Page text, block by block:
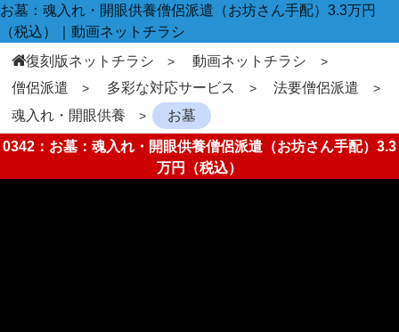
お墓：魂入れ・開眼供養僧侶派遣（お坊さん手配）3.3万円
（税込）｜動画ネットチラシ
復刻版ネットチラシ
動画ネットチラシ
僧侶派遣
多彩な対応サービス
法要僧侶派遣
魂入れ・開眼供養
お墓
0342：お墓：魂入れ・開眼供養僧侶派遣（お坊さん手配）3.3
万円（税込）